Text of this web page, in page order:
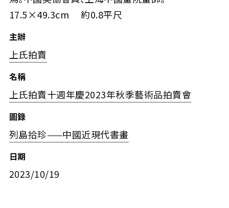
17.5×49.3cm 約0.8平尺
主辦
上氏拍賣
名稱
上氏拍賣十週年慶2023年秋季藝術品拍賣會
圖錄
列島拾珍——中國近現代書畫
日期
2023/10/19